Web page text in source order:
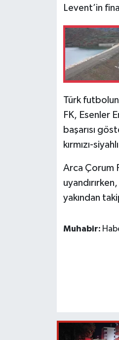
Levent’in
Türk
FK, Esenler
başarısı
kırmızı-
Arca Çorum
yakından
Muhabir: